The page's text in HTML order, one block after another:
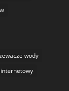
wody